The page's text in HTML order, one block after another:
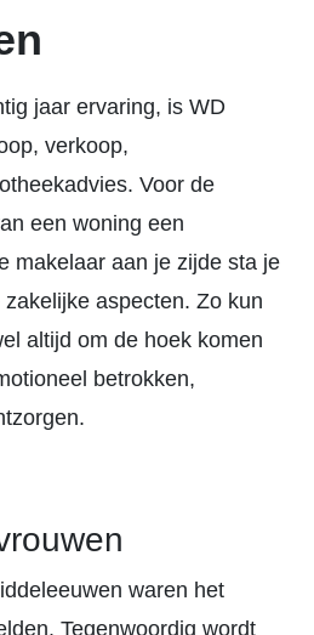
jaar ervaring, is WD
verkoop,
Voor de
een woning een
makelaar aan je zijde sta je
aspecten. Zo kun
altijd om de hoek komen
betrokken,
waren het
Tegenwoordig wordt